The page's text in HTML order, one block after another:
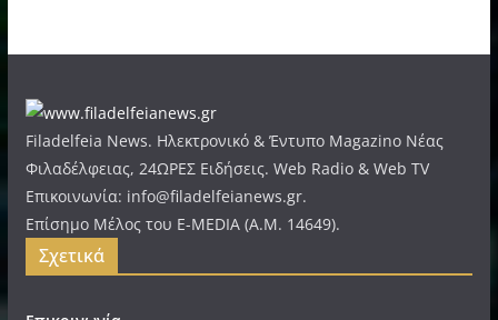
Filadelfeia News. Ηλεκτρονικό & Έντυπο Magazino Νέας
Φιλαδέλφειας, 24ΩΡΕΣ Ειδήσεις. Web Radio & Web TV
Επικοινωνία: info@filadelfeianews.gr.
Επίσημο Μέλος του E-MEDIA (A.M. 14649).
Σχετικά